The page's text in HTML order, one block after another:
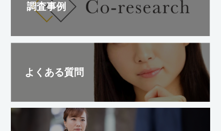
調査事例
よくある質問